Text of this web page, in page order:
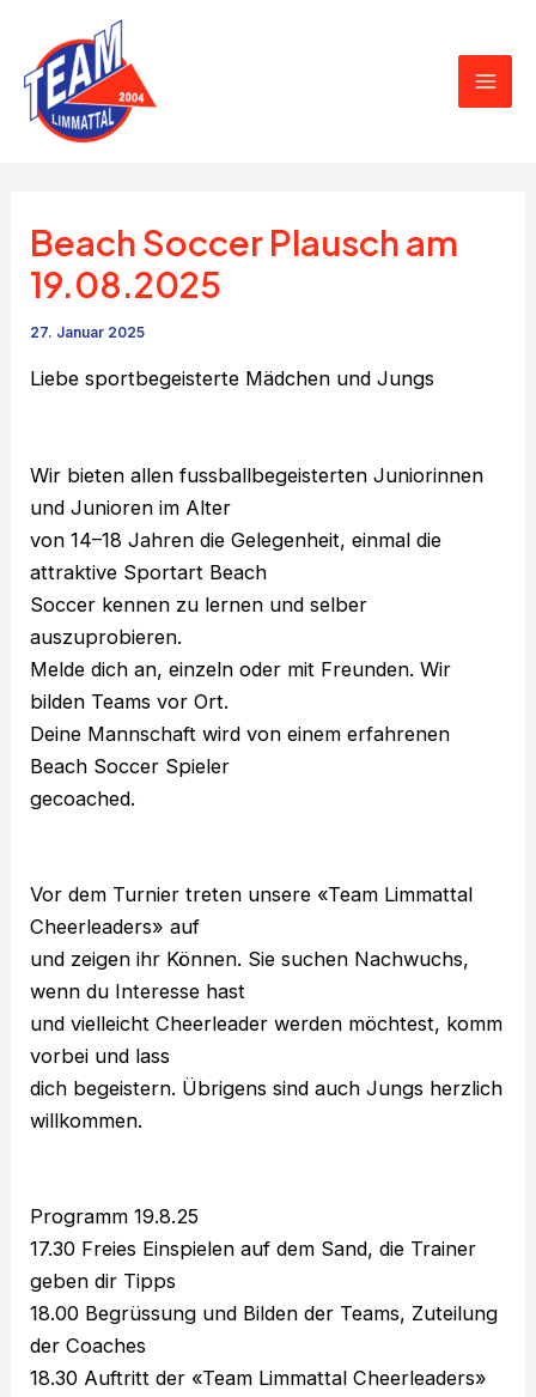
Inhalt
springen
Beach Soccer Plausch am
19.08.2025
27. Januar 2025
Liebe sportbegeisterte Mädchen und Jungs
Wir bieten allen fussballbegeisterten Juniorinnen
und Junioren im Alter
von 14–18 Jahren die Gelegenheit, einmal die
attraktive Sportart Beach
Soccer kennen zu lernen und selber
auszuprobieren.
Melde dich an, einzeln oder mit Freunden. Wir
bilden Teams vor Ort.
Deine Mannschaft wird von einem erfahrenen
Beach Soccer Spieler
gecoached.
Vor dem Turnier treten unsere «Team Limmattal
Cheerleaders» auf
und zeigen ihr Können. Sie suchen Nachwuchs,
wenn du Interesse hast
und vielleicht Cheerleader werden möchtest, komm
vorbei und lass
dich begeistern. Übrigens sind auch Jungs herzlich
willkommen.
Programm 19.8.25
17.30 Freies Einspielen auf dem Sand, die Trainer
geben dir Tipps
18.00 Begrüssung und Bilden der Teams, Zuteilung
der Coaches
18.30 Auftritt der «Team Limmattal Cheerleaders»
Beitragsnavigation